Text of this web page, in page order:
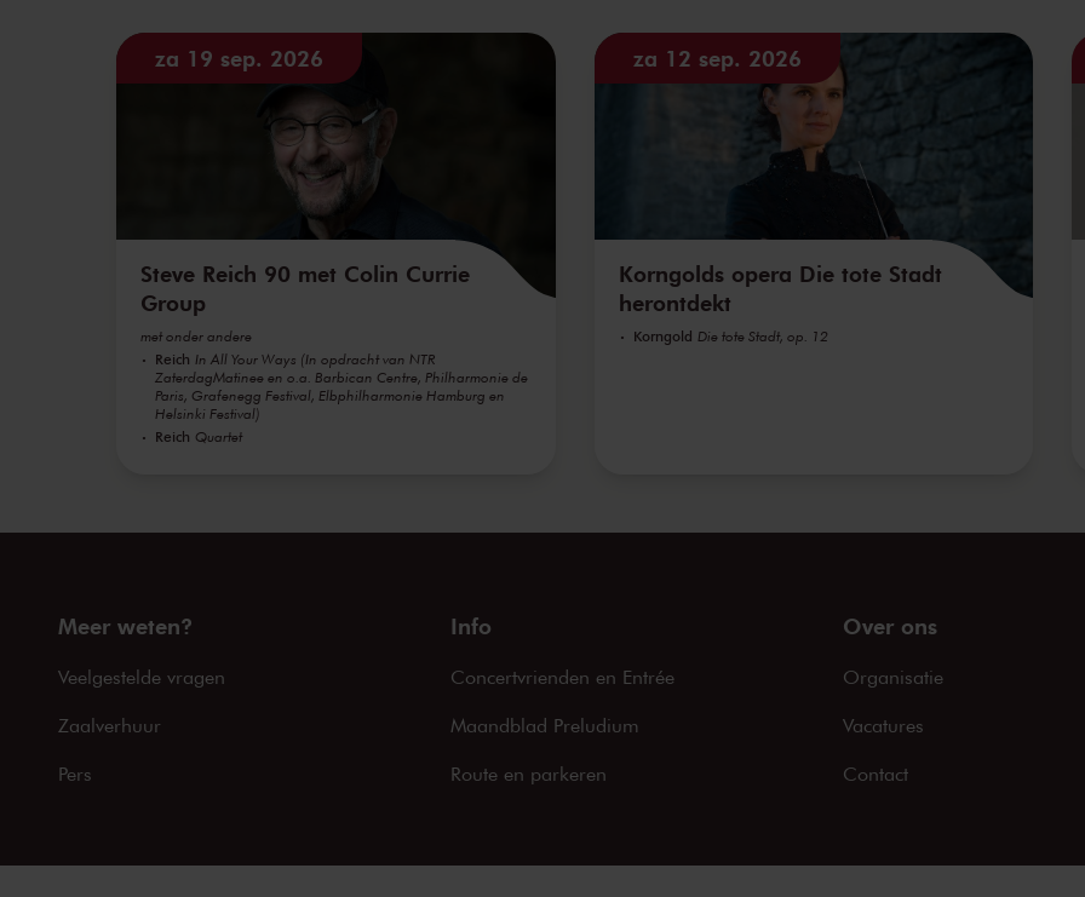
za 19 sep. 2026
Steve Reich 90 met Colin Currie
Group
met onder andere
Reich In All Your Ways (In opdracht van NTR
ZaterdagMatinee en o.a. Barbican Centre, Philharmonie de
Paris, Grafenegg Festival, Elbphilharmonie Hamburg en
Helsinki Festival)
Reich Quartet
za 12 sep. 2026
Korngolds opera Die tote Stadt
herontdekt
Korngold Die tote Stadt, op. 12
Meer weten?
Veelgestelde vragen
Zaalverhuur
Pers
Info
Concertvrienden en Entrée
Maandblad Preludium
Route en parkeren
Over ons
Organisatie
Vacatures
Contact